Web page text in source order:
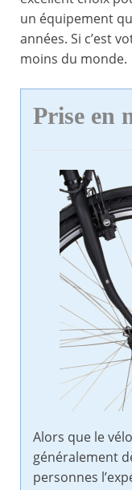
un équipement
années. Si c’est
moins du monde.
Prise en
Alors que le
généralement
personnes